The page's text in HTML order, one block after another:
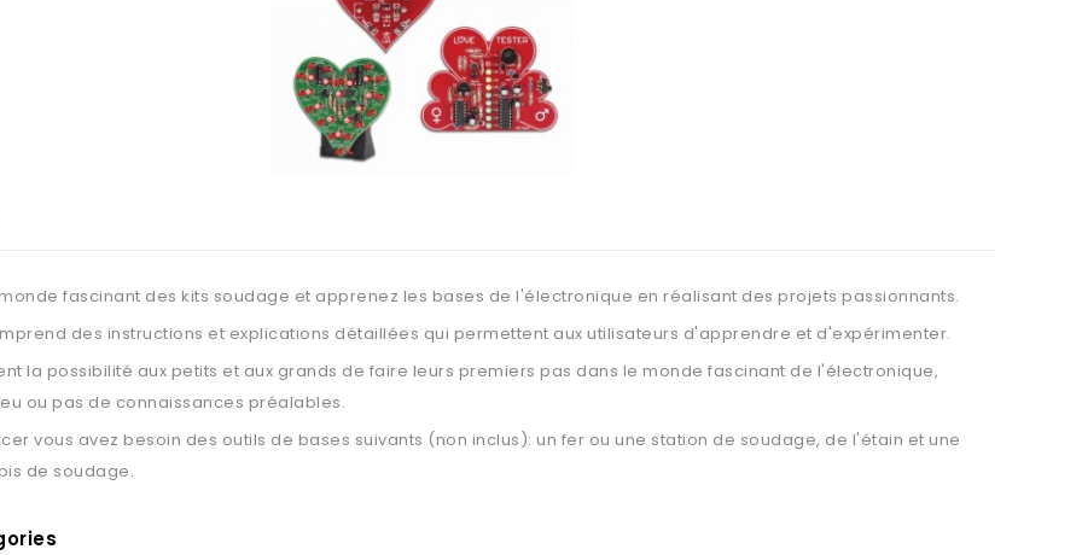
fascinant des kits soudage et apprenez les bases de l'électronique en réalisant des projets passionnants.
des instructions et explications détaillées qui permettent aux utilisateurs d'apprendre et d'expérimenter.
la possibilité aux petits et aux grands de faire leurs premiers pas dans le monde fascinant de l'électronique,
ou pas de connaissances préalables.
vous avez besoin des outils de bases suivants (non inclus): un fer ou une station de soudage, de l'étain et une
de soudage.